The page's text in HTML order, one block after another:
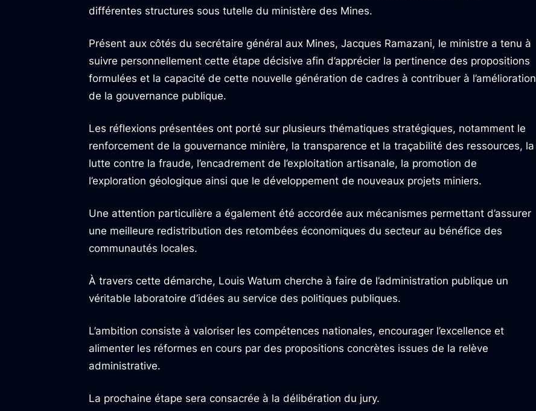
différentes structures sous tutelle du ministère des Mines.
Présent aux côtés du secrétaire général aux Mines, Jacques Ramazani, le ministre a tenu à
suivre personnellement cette étape décisive afin d’apprécier la pertinence des propositions
formulées et la capacité de cette nouvelle génération de cadres à contribuer à l’amélioration
de la gouvernance publique.
Les réflexions présentées ont porté sur plusieurs thématiques stratégiques, notamment le
renforcement de la gouvernance minière, la transparence et la traçabilité des ressources, la
lutte contre la fraude, l’encadrement de l’exploitation artisanale, la promotion de
l’exploration géologique ainsi que le développement de nouveaux projets miniers.
Une attention particulière a également été accordée aux mécanismes permettant d’assurer
une meilleure redistribution des retombées économiques du secteur au bénéfice des
communautés locales.
À travers cette démarche, Louis Watum cherche à faire de l’administration publique un
véritable laboratoire d’idées au service des politiques publiques.
L’ambition consiste à valoriser les compétences nationales, encourager l’excellence et
alimenter les réformes en cours par des propositions concrètes issues de la relève
administrative.
La prochaine étape sera consacrée à la délibération du jury.